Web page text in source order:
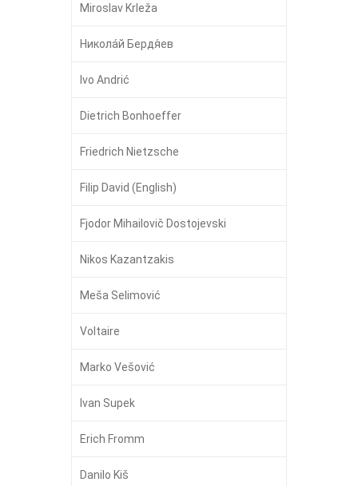
Miroslav Krleža
Никола́й Бердя́ев
Ivo Andrić
Dietrich Bonhoeffer
Friedrich Nietzsche
Filip David (English)
Fjodor Mihailovič Dostojevski
Nikos Kazantzakis
Meša Selimović
Voltaire
Marko Vešović
Ivan Supek
Erich Fromm
Danilo Kiš